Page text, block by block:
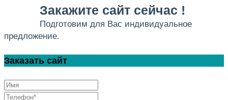
Закажите сайт сейчас !
Подготовим для Вас индивидуальное
предложение.
Заказать сайт